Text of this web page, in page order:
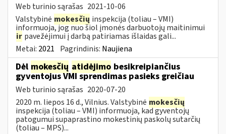
Web turinio sąrašas 2021-10-06
Valstybinė mokesčių inspekcija (toliau – VMI)
informuoja, jog nuo šiol įmonės darbuotojų maitinimui
ir pavežėjimui į darbą patiriamas išlaidas gali...
Metai: 2021 Pagrindinis: Naujiena
Dėl mokesčių atidėjimo besikreipiančius
gyventojus VMI sprendimas pasieks greičiau
Web turinio sąrašas 2020-07-20
2020 m. liepos 16 d., Vilnius. Valstybinė mokesčių
inspekcija (toliau – VMI) informuoja, kad gyventojų
patogumui supaprastino mokestinių paskolų sutarčių
(toliau – MPS)...